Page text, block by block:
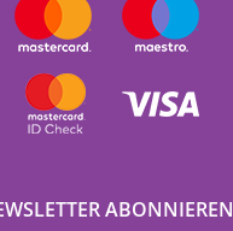
ABONNIEREN